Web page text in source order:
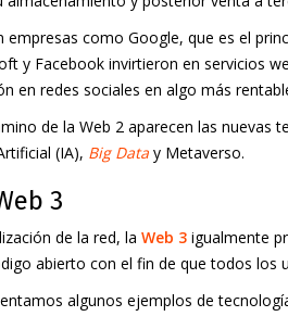
empresas como Google, que es el
y Facebook invirtieron en servicios
en redes sociales en algo más
de la Web 2 aparecen las nuevas
(IA), Big Data y Metaverso.
3
de la red, la Web 3 igualmente
abierto con el fin de que todos los
algunos ejemplos de